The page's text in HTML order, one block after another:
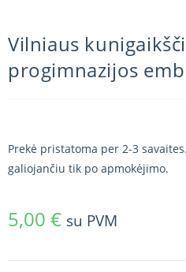
Vilniaus
progimnazijos
Prekė pristatoma per 2-3
galiojančiu tik po apmokėjimo.
5,00 € su PVM